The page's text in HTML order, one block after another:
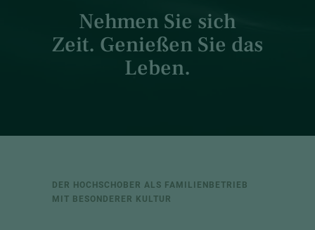
Nehmen Sie sich
Zeit. Genießen Sie das
Leben.
DER HOCHSCHOBER ALS FAMILIENBETRIEB
MIT BESONDERER KULTUR